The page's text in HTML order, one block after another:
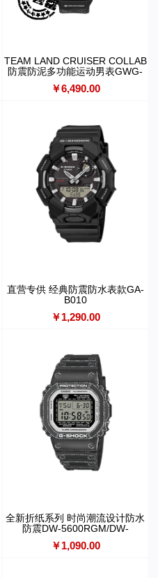
TEAM LAND CRUISER COLLAB
防震防泥多功能运动男表GWG-
￥6,490.00
直营专供 经典防震防水表款GA-
B010
￥1,290.00
全新折纸系列 时尚潮流设计防水
防震DW-5600RGM/DW-
￥1,090.00